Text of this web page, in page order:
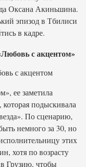
Оксана Акиньшина.
эпизод в Тбилиси
в кадре.
с акцентом»
ее заметила
подыскивала
По сценарию,
немного за 30, но
этих
хотя по возрасту
Грузию, чтобы